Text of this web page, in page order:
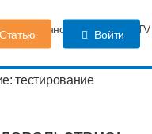
беременности Форум
Войти